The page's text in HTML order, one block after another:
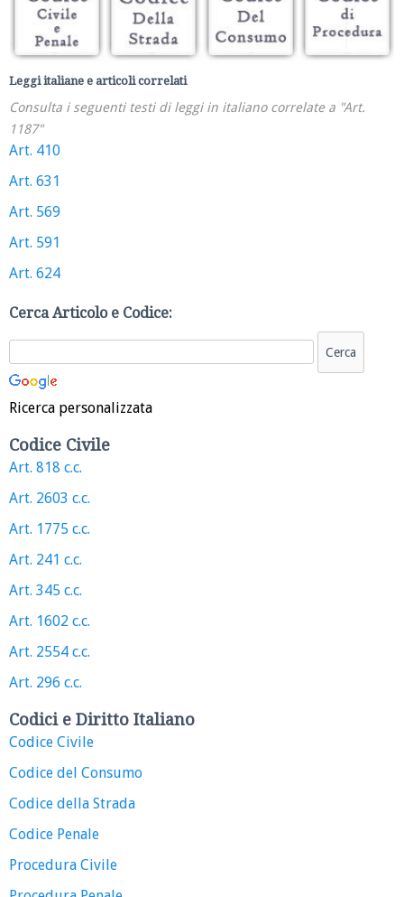
Leggi italiane e articoli correlati
Consulta i seguenti testi di leggi in italiano correlate a "Art.
1187"
Art. 410
Art. 631
Art. 569
Art. 591
Art. 624
Cerca Articolo e Codice:
Ricerca personalizzata
Codice Civile
Art. 818 c.c.
Art. 2603 c.c.
Art. 1775 c.c.
Art. 241 c.c.
Art. 345 c.c.
Art. 1602 c.c.
Art. 2554 c.c.
Art. 296 c.c.
Codici e Diritto Italiano
Codice Civile
Codice del Consumo
Codice della Strada
Codice Penale
Procedura Civile